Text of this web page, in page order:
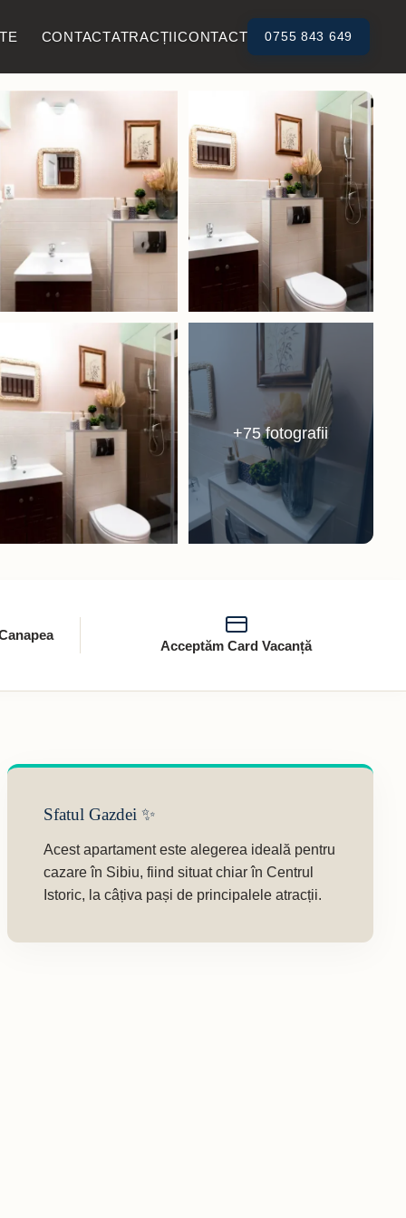
CONTACTATRACȚIICONTACT 0755 843 649
+75 fotografii
Acceptăm Card Vacanță
Sfatul Gazdei ✨
Acest apartament este alegerea ideală pentru
cazare în Sibiu, fiind situat chiar în Centrul
Istoric, la câțiva pași de principalele atracții.